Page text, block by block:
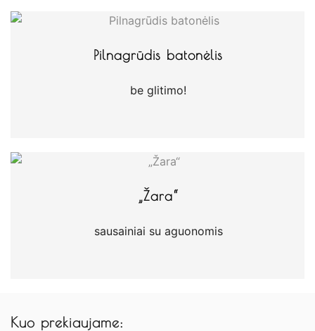
Pilnagrūdis batonėlis
be glitimo!
„Žara“
sausainiai su aguonomis
Kuo prekiaujame: